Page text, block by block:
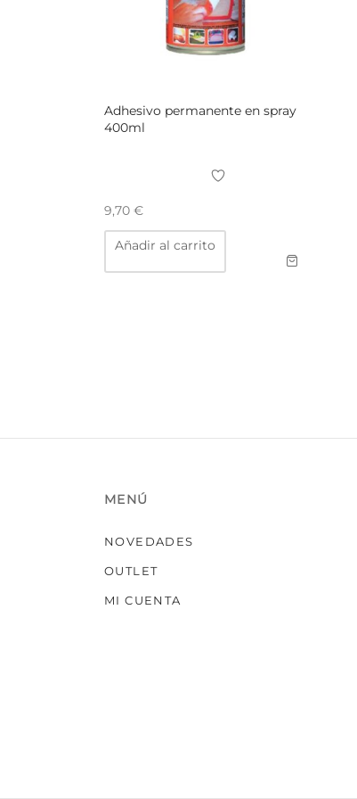
Adhesivo permanente en spray
400ml
9,70 €
Añadir al carrito
MENÚ
NOVEDADES
OUTLET
MI CUENTA